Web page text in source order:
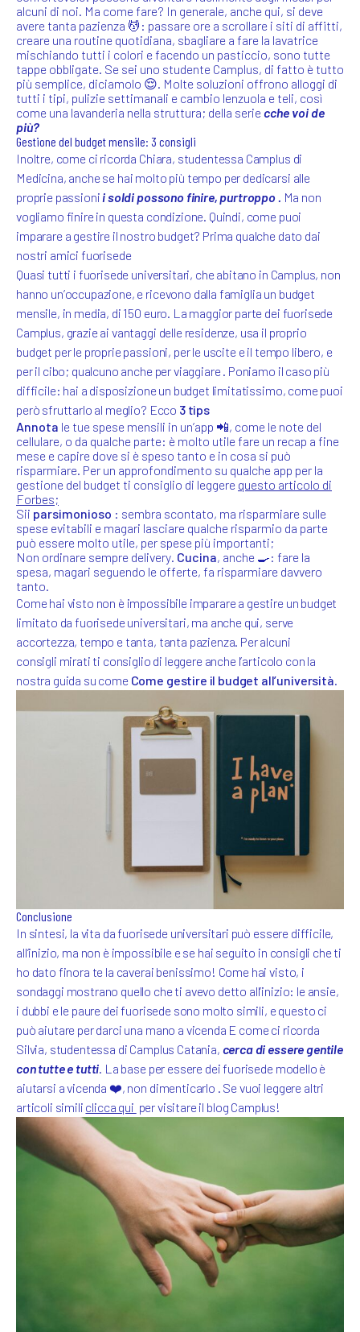
alcuni di noi. Ma come fare? In generale, anche qui, si deve
avere tanta pazienza 💆 : passare ore a scrollare i siti di affitti,
creare una routine quotidiana, sbagliare a fare la lavatrice
mischiando tutti i colori e facendo un pasticcio, sono tutte
tappe obbligate. Se sei uno studente Camplus, di fatto è tutto
più semplice, diciamolo 😌. Molte soluzioni offrono alloggi di
tutti i tipi, pulizie settimanali e cambio lenzuola e teli, così
come una lavanderia nella struttura; della serie cche voi de
più?
Gestione del budget mensile: 3 consigli
Inoltre, come ci ricorda Chiara, studentessa Camplus di
Medicina, anche se hai molto più tempo per dedicarsi alle
proprie passioni i soldi possono finire, purtroppo . Ma non
vogliamo finire in questa condizione. Quindi, come puoi
imparare a gestire il nostro budget? Prima qualche dato dai
nostri amici fuorisede
Quasi tutti i fuorisede universitari, che abitano in Camplus, non
hanno un’occupazione, e ricevono dalla famiglia un budget
mensile, in media, di 150 euro. La maggior parte dei fuorisede
Camplus, grazie ai vantaggi delle residenze, usa il proprio
budget per le proprie passioni, per le uscite e il tempo libero, e
per il cibo; qualcuno anche per viaggiare . Poniamo il caso più
difficile: hai a disposizione un budget limitatissimo, come puoi
però sfruttarlo al meglio? Ecco 3 tips
Annota le tue spese mensili in un’app 📲, come le note del
cellulare, o da qualche parte: è molto utile fare un recap a fine
mese e capire dove si è speso tanto e in cosa si può
risparmiare. Per un approfondimento su qualche app per la
gestione del budget ti consiglio di leggere questo articolo di
Forbes;
Sii parsimonioso : sembra scontato, ma risparmiare sulle
spese evitabili e magari lasciare qualche risparmio da parte
può essere molto utile, per spese più importanti;
Non ordinare sempre delivery. Cucina, anche 🍳: fare la
spesa, magari seguendo le offerte, fa risparmiare davvero
tanto.
Come hai visto non è impossibile imparare a gestire un budget
limitato da fuorisede universitari, ma anche qui, serve
accortezza, tempo e tanta, tanta pazienza. Per alcuni
consigli mirati ti consiglio di leggere anche l’articolo con la
nostra guida su come Come gestire il budget all’università.
Conclusione
In sintesi, la vita da fuorisede universitari può essere difficile,
all’inizio, ma non è impossibile e se hai seguito in consigli che ti
ho dato finora te la caverai benissimo! Come hai visto, i
sondaggi mostrano quello che ti avevo detto all’inizio: le ansie,
i dubbi e le paure dei fuorisede sono molto simili, e questo ci
può aiutare per darci una mano a vicenda E come ci ricorda
Silvia, studentessa di Camplus Catania, cerca di essere gentile
con tutte e tutti. La base per essere dei fuorisede modello è
aiutarsi a vicenda ❤️, non dimenticarlo . Se vuoi leggere altri
articoli simili clicca qui per visitare il blog Camplus!